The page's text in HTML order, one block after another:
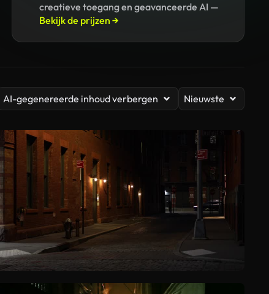
creatieve toegang en geavanceerde AI —
Bekijk de prijzen →
AI-gegenereerde inhoud verbergen Nieuwste